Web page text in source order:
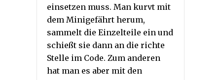
einsetzen muss. Man kurvt mit
dem Minigefährt herum,
sammelt die Einzelteile ein und
schießt sie dann an die richte
Stelle im Code. Zum anderen
hat man es aber mit den